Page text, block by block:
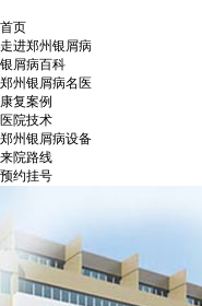
首页
走进郑州银屑病
银屑病百科
郑州银屑病名医
康复案例
医院技术
郑州银屑病设备
来院路线
预约挂号